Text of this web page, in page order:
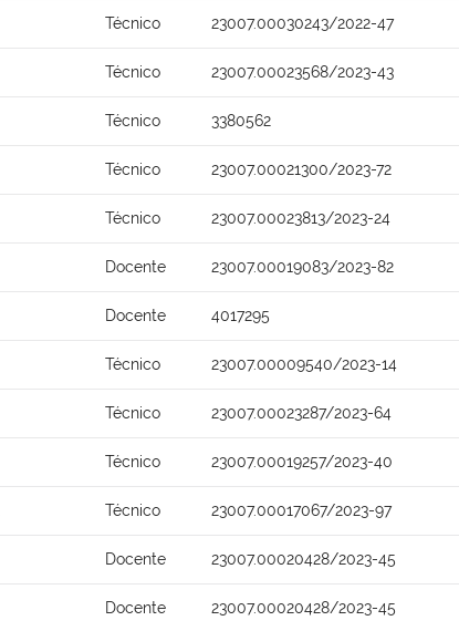
Técnico 23007.00030243/2022-47
Técnico 23007.00023568/2023-43
Técnico 3380562
Técnico 23007.00021300/2023-72
Técnico 23007.00023813/2023-24
Docente 23007.00019083/2023-82
Docente 4017295
Técnico 23007.00009540/2023-14
Técnico 23007.00023287/2023-64
Técnico 23007.00019257/2023-40
Técnico 23007.00017067/2023-97
Docente 23007.00020428/2023-45
Docente 23007.00020428/2023-45